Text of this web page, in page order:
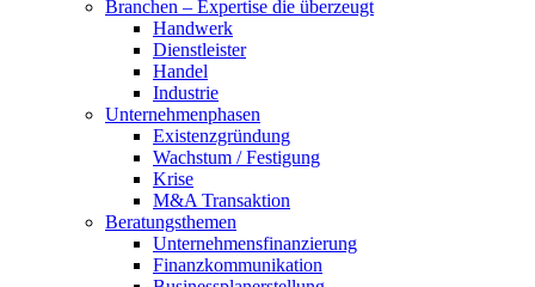
Branchen – Expertise die überzeugt
Handwerk
Dienstleister
Handel
Industrie
Unternehmenphasen
Existenzgründung
Wachstum / Festigung
Krise
M&A Transaktion
Beratungsthemen
Unternehmensfinanzierung
Finanzkommunikation